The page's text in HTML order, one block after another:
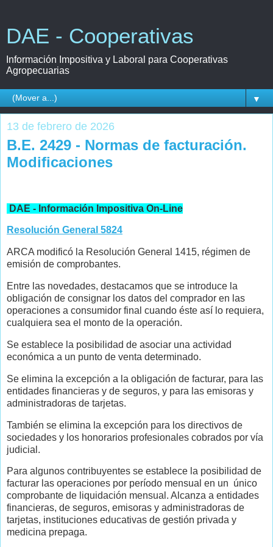
DAE - Cooperativas
Información Impositiva y Laboral para Cooperativas
Agropecuarias
▼
13 de febrero de 2026
B.E. 2429 - Normas de facturación.
Modificaciones
DAE - Información Impositiva On-Line
Resolución General 5824
ARCA modificó la Resolución General 1415, régimen de
emisión de comprobantes.
Entre las novedades, destacamos que se introduce la
obligación de consignar los datos del comprador en las
operaciones a consumidor final cuando éste así lo requiera,
cualquiera sea el monto de la operación.
Se establece la posibilidad de asociar una actividad
económica a un punto de venta determinado.
Se elimina la excepción a la obligación de facturar, para las
entidades financieras y de seguros, y para las emisoras y
administradoras de tarjetas.
También se elimina la excepción para los directivos de
sociedades y los honorarios profesionales cobrados por vía
judicial.
Para algunos contribuyentes se establece la posibilidad de
facturar las operaciones por período mensual en un único
comprobante de liquidación mensual. Alcanza a entidades
financieras, de seguros, emisoras y administradoras de
tarjetas, instituciones educativas de gestión privada y
medicina prepaga.